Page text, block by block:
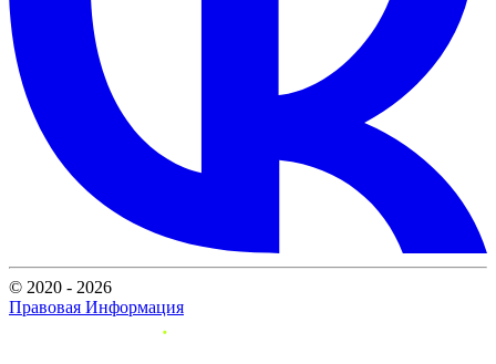
© 2020 - 2026
Правовая Информация